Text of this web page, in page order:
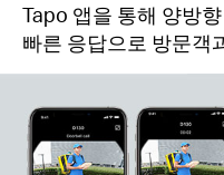
Tapo 앱을 통해 양방
빠른 응답으로 방문객